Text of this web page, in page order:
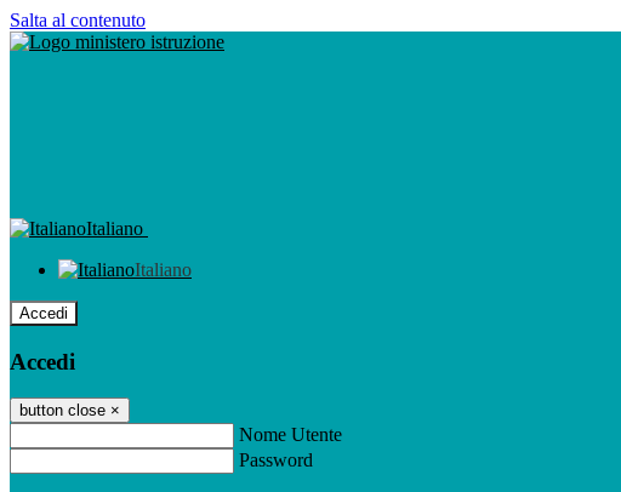
Salta al contenuto
Italiano
Italiano
Accedi
Accedi
button close ×
Nome Utente
Password